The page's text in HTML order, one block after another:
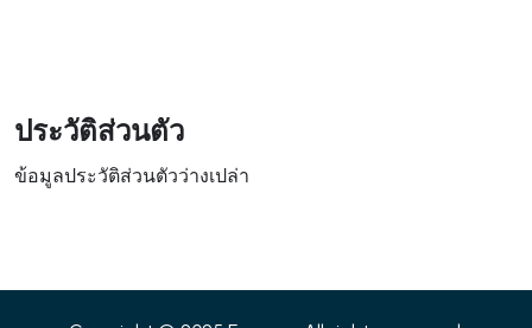
ประวัติส่วนตัว
ข้อมูลประวัติส่วนตัวว่างเปล่า